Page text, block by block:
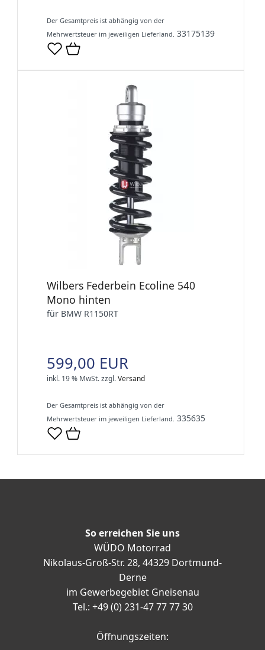
Der Gesamtpreis ist abhängig von der
Mehrwertsteuer im jeweiligen Lieferland. 33175139
Wilbers Federbein Ecoline 540
Mono hinten
für BMW R1150RT
599,00 EUR
inkl. 19 % MwSt.zzgl.Versand
Der Gesamtpreis ist abhängig von der
Mehrwertsteuer im jeweiligen Lieferland. 335635
So erreichen Sie uns
WÜDO Motorrad
Nikolaus-Groß-Str. 28, 44329 Dortmund-
Derne
im Gewerbegebiet Gneisenau
Tel.: +49 (0) 231-47 77 77 30
Öffnungszeiten: